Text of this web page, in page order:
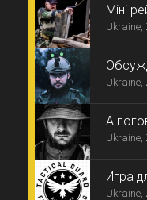
Міні
Ukraine,
Ukraine,
А
Ukraine,
Игра
Ukraine,